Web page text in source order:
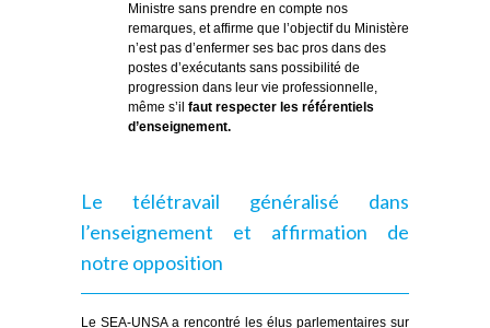
Ministre sans prendre en compte nos
remarques, et affirme que l’objectif du Ministère
n’est pas d’enfermer ses bac pros dans des
postes d’exécutants sans possibilité de
progression dans leur vie professionnelle,
même s’il faut respecter les référentiels
d’enseignement.
Le télétravail généralisé dans
l’enseignement et affirmation de
notre opposition
Le SEA-UNSA a rencontré les élus parlementaires sur